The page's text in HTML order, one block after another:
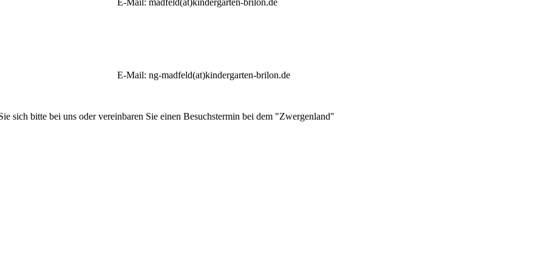
Mail: madfeld(at)kindergarten-brilon.de
madfeld(at)kindergarten-brilon.de
sich bitte bei uns oder vereinbaren Sie einen Besuchstermin bei dem "Zwergenland"